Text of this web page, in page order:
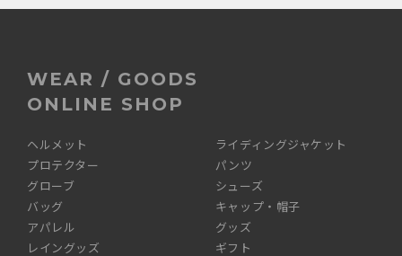
WEAR / GOODS
ONLINE SHOP
ヘルメット
ライディングジャケット
プロテクター
パンツ
グローブ
シューズ
バッグ
キャップ・帽子
アパレル
グッズ
レイングッズ
ギフト